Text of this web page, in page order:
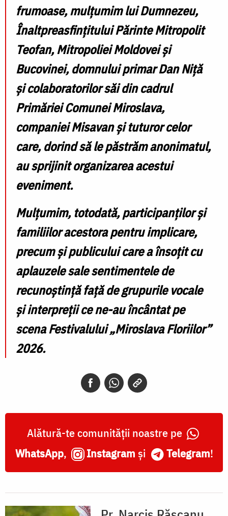
frumoase, mulțumim lui Dumnezeu,
Înaltpreasfințitului Părinte Mitropolit
Teofan, Mitropoliei Moldovei și
Bucovinei, domnului primar Dan Niță
și colaboratorilor săi din cadrul
Primăriei Comunei Miroslava,
companiei Misavan și tuturor celor
care, dorind să le păstrăm anonimatul,
au sprijinit organizarea acestui
eveniment.
Mulțumim, totodată, participanților și
familiilor acestora pentru implicare,
precum și publicului care a însoțit cu
aplauzele sale sentimentele de
recunoștință față de grupurile vocale
și interpreții ce ne-au încântat pe
scena Festivalului „Miroslava Floriilor”
2026.
Alătură-te comunității noastre pe
WhatsApp, Instagram și Telegram!